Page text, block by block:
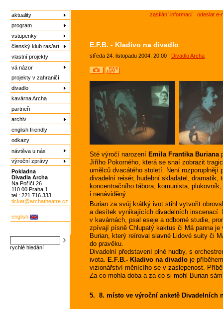
aktuality
program
vstupenky
členský klub ras/art
vlastní projekty
vá názor
projekty v zahraničí
divadlo
kavárna Archa
partneři
archiv
english friendly
odkazy
návtěva u nás
výroční zprávy
Pokladna
Divadla Archa
Na Poříčí 26
110 00 Praha 1
tel.: 221 716 333
ticket@archatheatre.cz
english
rychlé hledání
zasílání informací odeslat e-
E.F.B. - Kladivo na divadlo
středa 24. listopadu 2004, 20:00 | Divadlo Archa
Sté výročí narození Emila Frantika Buriana
Jiřího Pokorného, která se snaí zobrazit
umělců dvacátého století. Není
divadelní reisér, hudební skladatel,
koncentračního tábora, komunista,
i nenáviděný.
Burian za svůj krátký ivot stihl vytvořit
a desítek vynikajících divadelních
v kavárnách, psal eseje a odborné studie,
zpívají písně Chlupatý kaktus či Má panna je
Burian, který reíroval slavné Lidové suity či
do pravěku.
Divadelní představení plné hudby, s
ivota. E.F.B.- Kladivo na divadlo je
vizionářství měnícího se v zaslepenost.
Za co mohla doba a za co si mohl Burian
5.  8. místo ve výroční anketě Divadelních